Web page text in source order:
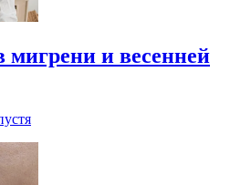
и весенней